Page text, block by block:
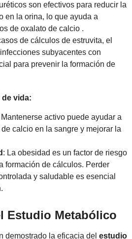
son efectivos para reducir la
en la orina, lo que ayuda a
de oxalato de calcio .
de cálculos de estruvita, el
subyacentes con
para prevenir la formación de
de vida:
Mantenerse activo puede ayudar a
calcio en la sangre y mejorar la
: La obesidad es un factor de riesgo
formación de cálculos. Perder
y saludable es esencial
Estudio Metabólico
demostrado la eficacia del estudio